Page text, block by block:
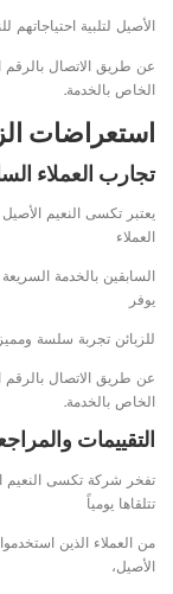
الأصيل لتلبية احتياجاتهم
عن طريق الاتصال
الخاص بالخدمة.
استعراضات
تجارب العملاء
يعتبر تكسى النعيم
العملاء
السابقين بالخدمة
يوفر
للزبائن تجربة سلسة
عن طريق الاتصال
الخاص بالخدمة.
التقييمات
تفخر شركة تكسى النعيم
تتلقاها يومياً
من العملاء الذين
الأصيل،